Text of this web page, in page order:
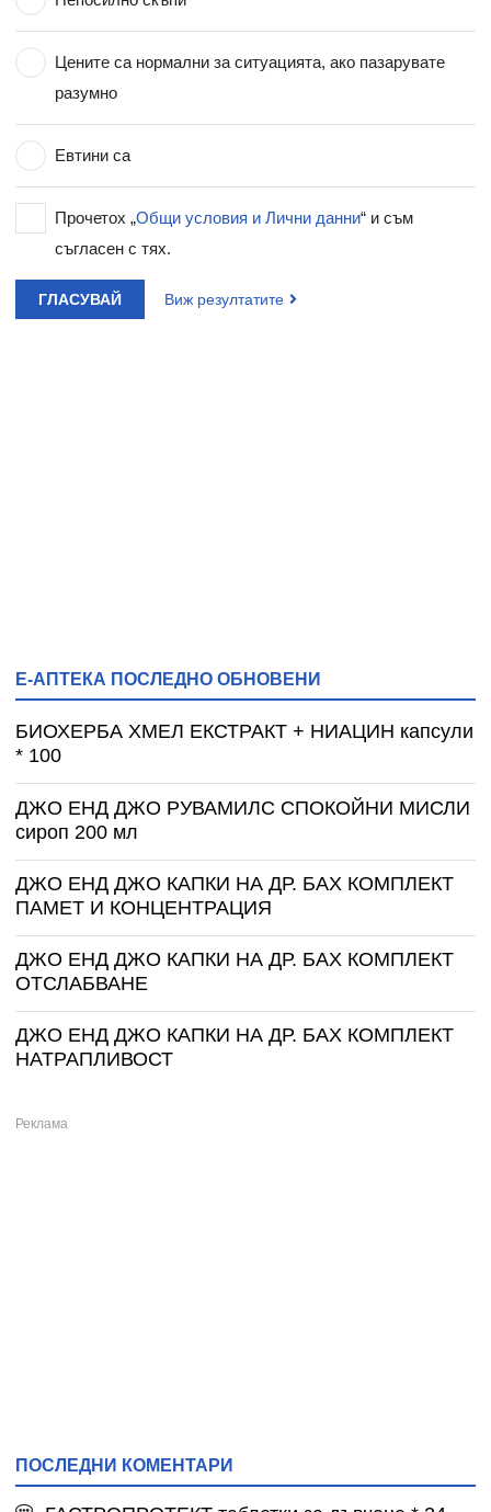
Цените са нормални за ситуацията, ако пазарувате
разумно
Евтини са
Прочетох „Общи условия и Лични данни“ и съм
съгласен с тях.
ГЛАСУВАЙ Виж резултатите
Е-АПТЕКА ПОСЛЕДНО ОБНОВЕНИ
БИОХЕРБА ХМЕЛ ЕКСТРАКТ + НИАЦИН капсули
* 100
ДЖО ЕНД ДЖО РУВАМИЛС СПОКОЙНИ МИСЛИ
сироп 200 мл
ДЖО ЕНД ДЖО КАПКИ НА ДР. БАХ КОМПЛЕКТ
ПАМЕТ И КОНЦЕНТРАЦИЯ
ДЖО ЕНД ДЖО КАПКИ НА ДР. БАХ КОМПЛЕКТ
ОТСЛАБВАНЕ
ДЖО ЕНД ДЖО КАПКИ НА ДР. БАХ КОМПЛЕКТ
НАТРАПЛИВОСТ
ПОСЛЕДНИ КОМЕНТАРИ